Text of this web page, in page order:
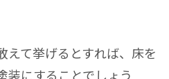
えて挙げるとすれば、床を
装にすることでしょう